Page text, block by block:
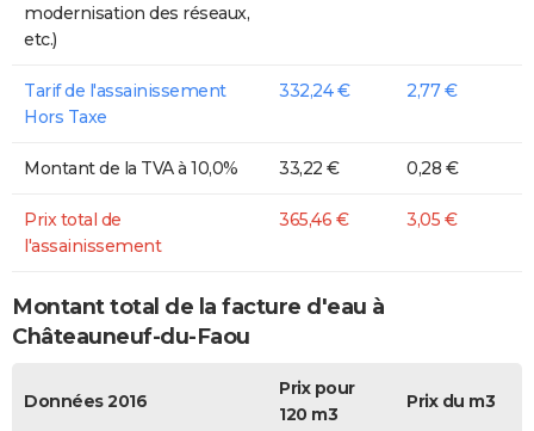
modernisation des réseaux,
etc.)
Tarif de l'assainissement
Hors Taxe
332,24 € 2,77 €
Montant de la TVA à 10,0% 33,22 € 0,28 €
Prix total de
l'assainissement
365,46 € 3,05 €
Montant total de la facture d'eau à
Châteauneuf-du-Faou
Données 2016
Prix pour
120 m3
Prix du m3